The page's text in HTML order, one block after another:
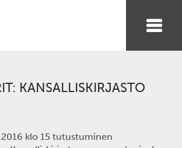
KANSALLISKIRJASTO
klo 15 tutustuminen